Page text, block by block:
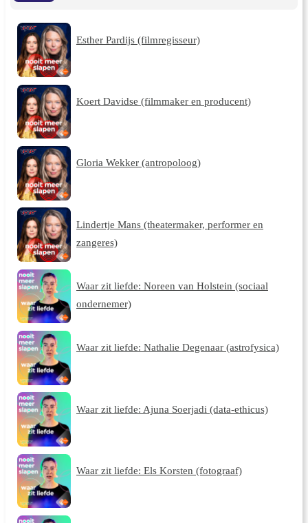
Esther Pardijs (filmregisseur)
Koert Davidse (filmmaker en producent)
Gloria Wekker (antropoloog)
Lindertje Mans (theatermaker, performer en
zangeres)
Waar zit liefde: Noreen van Holstein (sociaal
ondernemer)
Waar zit liefde: Nathalie Degenaar (astrofysica)
Waar zit liefde: Ajuna Soerjadi (data-ethicus)
Waar zit liefde: Els Korsten (fotograaf)